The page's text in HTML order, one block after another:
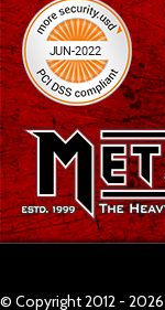
© Copyright 2012 -